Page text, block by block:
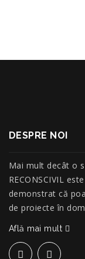
DESPRE NOI
Mai mult decât o
RECONSCIVIL
demonstrat că
de proiecte în
Află mai mult